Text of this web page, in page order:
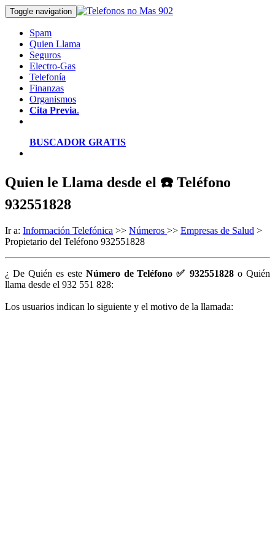
Toggle navigation
Spam
Quien Llama
Seguros
Electro-Gas
Telefonía
Finanzas
Organismos
Cita Previa.
BUSCADOR GRATIS
Quien le Llama desde el ☎️ Teléfono
932551828
Ir a: Información Telefónica >> Números >> Empresas de Salud >
Propietario del Teléfono 932551828
¿ De Quién es este Número de Teléfono ✅ 932551828 o Quién
llama desde el 932 551 828:
Los usuarios indican lo siguiente y el motivo de la llamada: